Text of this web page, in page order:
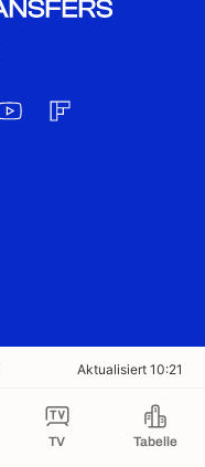
TV Tabelle
Aktualisiert 10:21